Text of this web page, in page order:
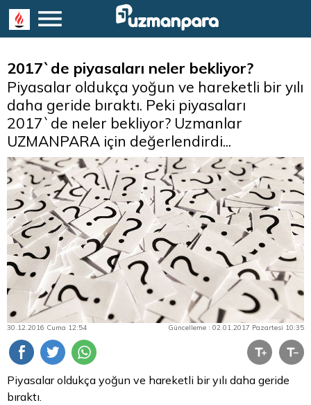
2017`de piyasaları neler bekliyor?
Piyasalar oldukça yoğun ve hareketli bir yılı
daha geride bıraktı. Peki piyasaları
2017`de neler bekliyor? Uzmanlar
UZMANPARA için değerlendirdi...
30.12.2016 Cuma 12:54 Güncelleme : 02.01.2017 Pazartesi 10:35
Piyasalar oldukça yoğun ve hareketli bir yılı daha geride
bıraktı.